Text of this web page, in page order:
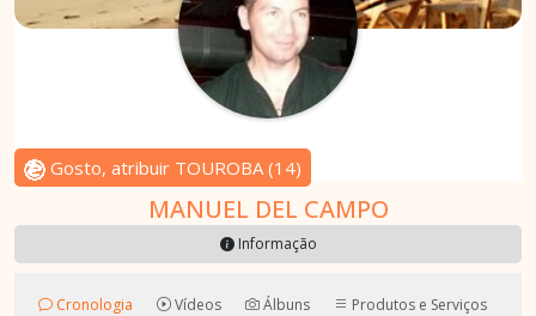
Gosto, atribuir TOUROBA(14)
MANUEL DEL CAMPO
Informação
Cronologia Vídeos Álbuns
Produtos e Serviços